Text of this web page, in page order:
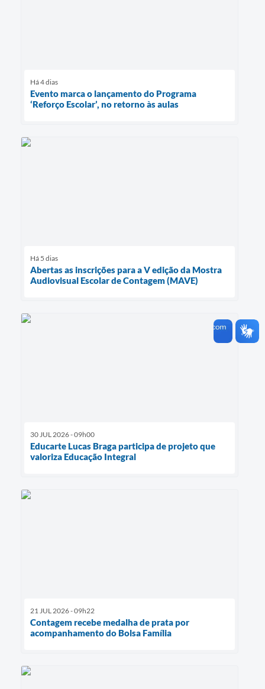
Há 4 dias
Evento marca o lançamento do Programa
‘Reforço Escolar’, no retorno às aulas
Há 5 dias
Abertas as inscrições para a V edição da Mostra
Audiovisual Escolar de Contagem (MAVE)
30 JUL 2026 - 09h00
Educarte Lucas Braga participa de projeto que
valoriza Educação Integral
21 JUL 2026 - 09h22
Contagem recebe medalha de prata por
acompanhamento do Bolsa Família